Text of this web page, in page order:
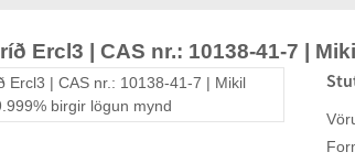
Ercl3 | CAS nr.: 10138-41-7 |